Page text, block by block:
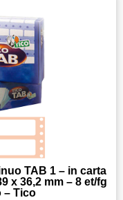
TAB 1 – in carta
x 36,2 mm – 8 et/fg
– Tico